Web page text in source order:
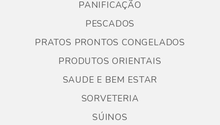
PANIFICAÇÃO
PESCADOS
PRATOS PRONTOS CONGELADOS
PRODUTOS ORIENTAIS
SAUDE E BEM ESTAR
SORVETERIA
SÚINOS